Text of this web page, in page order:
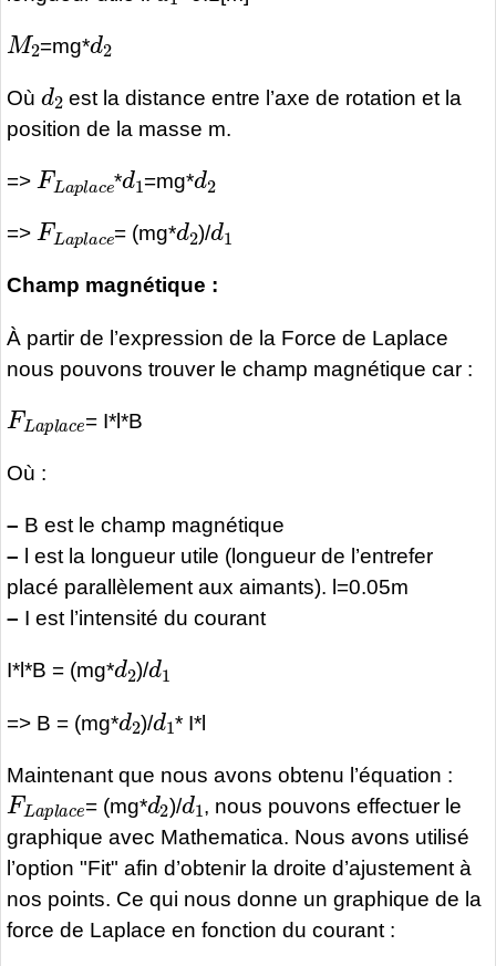
M2
=mg*
d
Où
d
est la distance entre l’axe de rotation et la
position de la masse m.
=>
FL e
*
d
=mg*
d
=>
FL e
= (mg*
d 2
)/
d
Champ magnétique :
À partir de l’expression de la Force de Laplace
nous pouvons trouver le champ magnétique car :
FL
= I*l*B
Où :
– B est le champ magnétique
– l est la longueur utile (longueur de l’entrefer
placé parallèlement aux aimants). l=0.05m
– I est l’intensité du courant
I*l*B = (mg*
d 2
)/
d
=> B = (mg*
d 2
)/
d
* I*l
Maintenant que nous avons obtenu l’équation :
FLaplace
= (mg*
d2
)/
d1
, nous pouvons effectuer le
graphique avec Mathematica. Nous avons utilisé
l’option "Fit" afin d’obtenir la droite d’ajustement à
nos points. Ce qui nous donne un graphique de la
force de Laplace en fonction du courant :